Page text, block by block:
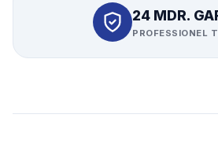
24 MDR.
PROFESSIONEL